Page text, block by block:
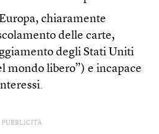
chiaramente
delle carte,
degli Stati Uniti
mondo libero”) e incapace
PUBBLICITÀ